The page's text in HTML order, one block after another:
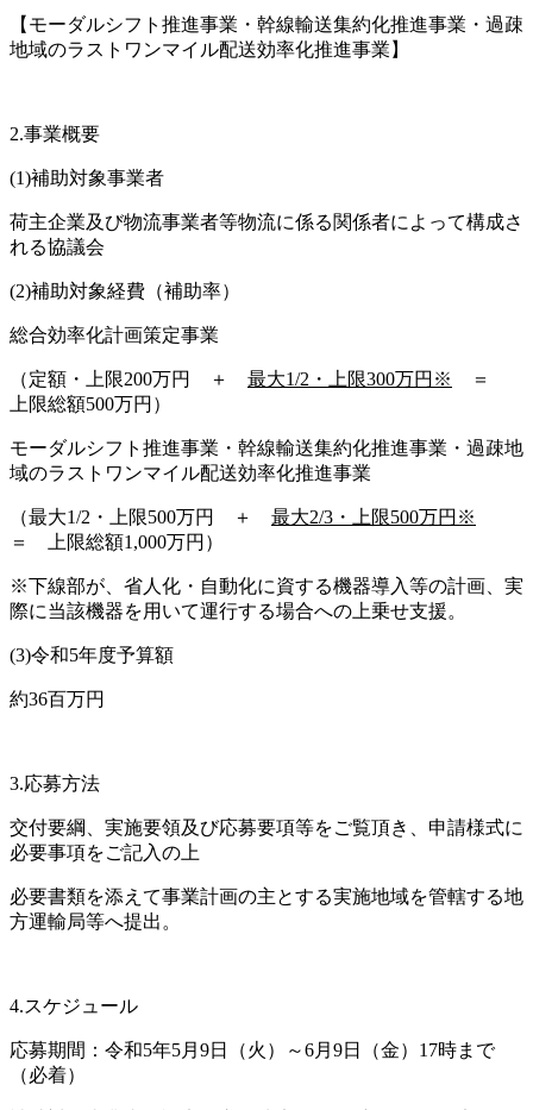
【モーダルシフト推進事業・幹線輸送集約化推進事業・過疎
地域のラストワンマイル配送効率化推進事業】
2.事業概要
(1)補助対象事業者
荷主企業及び物流事業者等物流に係る関係者によって構成さ
れる協議会
(2)補助対象経費（補助率）
総合効率化計画策定事業
（定額・上限200万円 ＋ 最大1/2・上限300万円※
＝
上限総額500万円）
モーダルシフト推進事業・幹線輸送集約化推進事業・過疎地
域のラストワンマイル配送効率化推進事業
（最大1/2・上限500万円 ＋ 最大2/3・上限500万円※
＝ 上限総額1,000万円）
※下線部が、省人化・自動化に資する機器導入等の計画、実
際に当該機器を用いて運行する場合への上乗せ支援。
(3)令和5年度予算額
約36百万円
3.応募方法
交付要綱、実施要領及び応募要項等をご覧頂き、申請様式に
必要事項をご記入の上
必要書類を添えて事業計画の主とする実施地域を管轄する地
方運輸局等へ提出。
4.スケジュール
応募期間：令和5年5月9日（火）～6月9日（金）17時まで
（必着）